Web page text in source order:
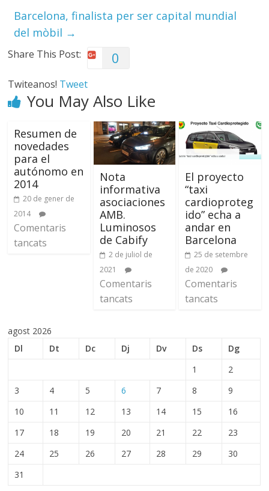
Barcelona, finalista per ser capital mundial
del mòbil →
Share This Post: 0
Twiteanos! Tweet
You May Also Like
Resumen de
novedades
para el
autónomo en
2014
20 de gener de
2014
Comentaris
tancats
Nota
informativa
asociaciones
AMB.
Luminosos
de Cabify
2 de juliol de
2021
Comentaris
tancats
El proyecto
“taxi
cardioproteg
ido” echa a
andar en
Barcelona
25 de setembre
de 2020
Comentaris
tancats
agost 2026
Dl
Dt Dc Dj Dv Ds
Dg
1
2
3
4 5 6 7 8
9
10
11 12 13 14 15
16
17
18 19 20 21 22
23
24
25 26 27 28 29
30
31